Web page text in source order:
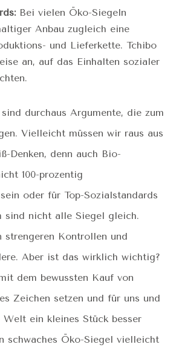
Bei vielen Öko-Siegeln
Anbau zugleich eine
und Lieferkette. Tchibo
an, auf das Einhalten sozialer
durchaus Argumente, die zum
Vielleicht müssen wir raus aus
Denken, denn auch Bio-
100-prozentig
oder für Top-Sozialstandards
sind nicht alle Siegel gleich.
strengeren Kontrollen und
Aber ist das wirklich wichtig?
dem bewussten Kauf von
Zeichen setzen und für uns und
ein kleines Stück besser
schwaches Öko-Siegel vielleicht